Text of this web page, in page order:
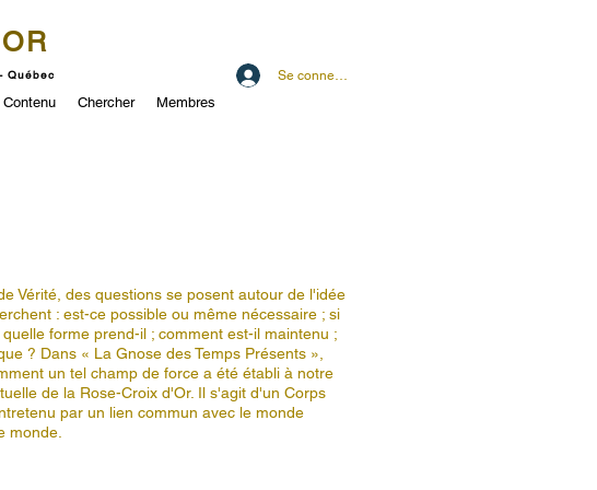
Québec Se connecter
Contenu Chercher Membres
Vérité, des questions se posent autour de l'idée
: est-ce possible ou même nécessaire ; si
forme prend-il ; comment est-il maintenu ;
? Dans « La Gnose des Temps Présents »,
un tel champ de force a été établi à notre
de la Rose-Croix d'Or. Il s'agit d'un Corps
par un lien commun avec le monde
monde.